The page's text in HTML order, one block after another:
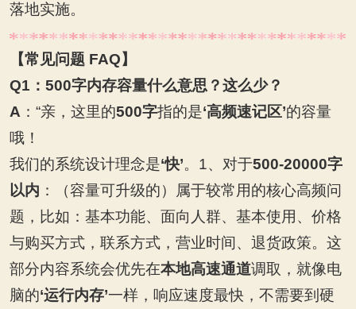
落地实施。
【常见问题 FAQ】
Q1 ：500字内存容量什么意思？这么少？
A ：“亲，这里的500字指的是‘高频速记区’的容量
哦！
我们的系统设计理念是‘快’。1、对于500-20000字
以内 ：（容量可升级的）属于较常用的核心高频问
题，比如：基本功能、面向人群、基本使用、价格
与购买方式，联系方式，营业时间、退货政策。这
部分内容系统会优先在本地高速通道调取，就像电
脑的‘运行内存’一样，响应速度最快，不需要到硬